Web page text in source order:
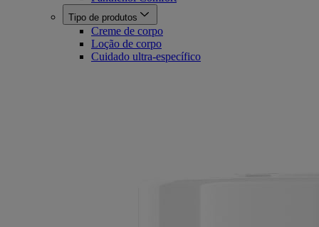
Tipo de produtos
Creme de corpo
Loção de corpo
Cuidado ultra-específico